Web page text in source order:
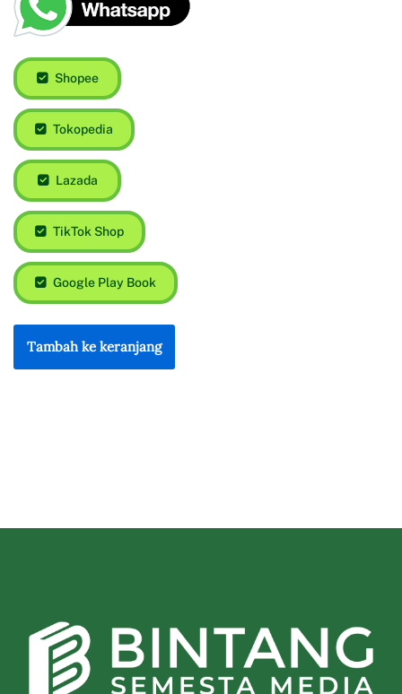
Shopee
Tokopedia
Lazada
TikTok Shop
Google Play Book
Tambah ke keranjang